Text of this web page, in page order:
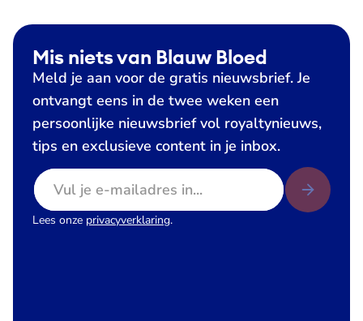
Mis niets van Blauw Bloed
Meld je aan voor de gratis nieuwsbrief. Je
ontvangt eens in de twee weken een
persoonlijke nieuwsbrief vol royaltynieuws,
tips en exclusieve content in je inbox.
E-mailadres
Lees onze privacyverklaring.